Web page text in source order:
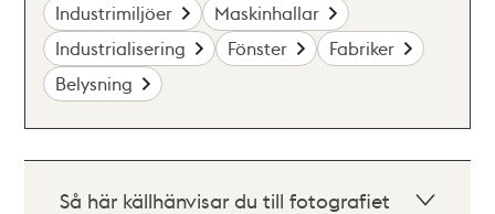
Industrimiljöer
Maskinhallar
Industrialisering
Fönster
Fabriker
Belysning
Så här källhänvisar du till fotografiet